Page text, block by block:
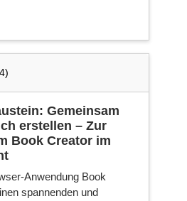
Gemeinsam
erstellen – Zur
Book Creator im
Anwendung Book
spannenden und